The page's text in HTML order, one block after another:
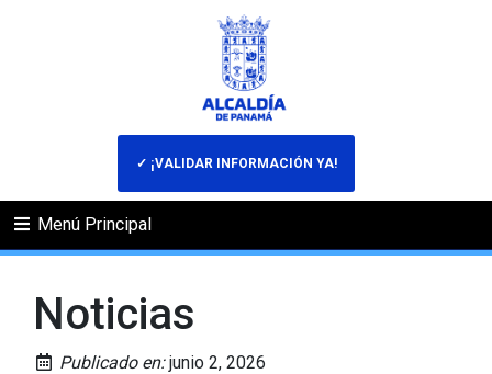
✓ ¡VALIDAR INFORMACIÓN YA!
Menú Principal
Noticias
Publicado en:junio 2, 2026